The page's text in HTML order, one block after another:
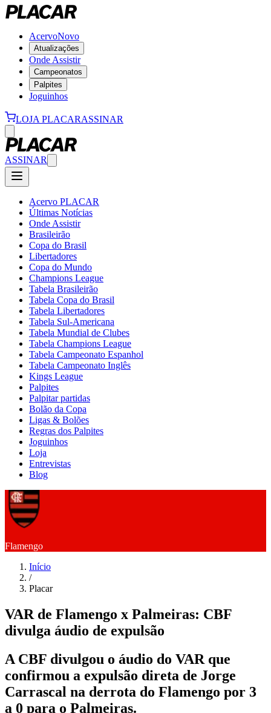
AcervoNovo
Atualizações
Onde Assistir
Campeonatos
Palpites
Joguinhos
LOJA PLACARASSINAR
ASSINAR
Acervo PLACAR
Últimas Notícias
Onde Assistir
Brasileirão
Copa do Brasil
Libertadores
Copa do Mundo
Champions League
Tabela Brasileirão
Tabela Copa do Brasil
Tabela Libertadores
Tabela Sul-Americana
Tabela Mundial de Clubes
Tabela Champions League
Tabela Campeonato Espanhol
Tabela Campeonato Inglês
Kings League
Palpites
Palpitar partidas
Bolão da Copa
Ligas & Bolões
Regras dos Palpites
Joguinhos
Loja
Entrevistas
Blog
Flamengo
Início
/
Placar
VAR de Flamengo x Palmeiras: CBF
divulga áudio de expulsão
A CBF divulgou o áudio do VAR que
confirmou a expulsão direta de Jorge
Carrascal na derrota do Flamengo por 3
a 0 para o Palmeiras.